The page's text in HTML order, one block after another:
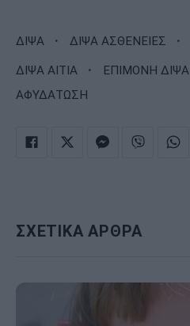
ΔΙΨΑ · ΔΙΨΑ ΑΣΘΕΝΕΙΕΣ ·
ΔΙΨΑ ΑΙΤΙΑ · ΕΠΙΜΟΝΗ ΔΙΨΑ
ΑΦΥΔΑΤΩΣΗ
ΣΧΕΤΙΚΑ ΑΡΘΡΑ